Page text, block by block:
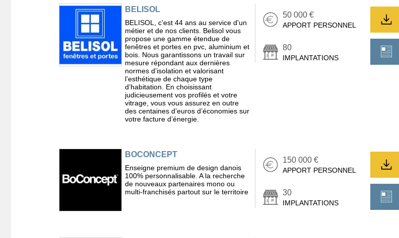
BELISOL
BELISOL, c'est 44 ans au service d'un
métier et de nos clients. Belisol vous
propose une gamme étendue de
fenêtres et portes en pvc, aluminium et
bois. Nous garantissons un travail sur
mesure répondant aux dernières
normes d’isolation et valorisant
l’esthétique de chaque type
d’habitation. En choisissant
judicieusement vos profilés et votre
vitrage, vous vous assurez en outre
des centaines d’euros d’économies sur
votre facture d’énergie.
50 000 €
APPORT PERSONNEL
80
IMPLANTATIONS
BOCONCEPT
Enseigne premium de design danois
100% personnalisable. A la recherche
de nouveaux partenaires mono ou
multi-franchisés partout sur le territoire
150 000 €
APPORT PERSONNEL
30
IMPLANTATIONS